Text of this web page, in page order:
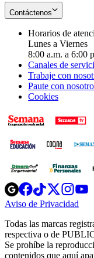
Contáctenos
Horarios de
Lunes a Viernes
8:00 a.m. a 6:00
Canales de
Trabaje con
Paute con
Cookies
Opens
in
new
Opens
in
new
Opens
in
new
window
Opens
new
Aviso de Privacidad
new
Todas las marcas
respectiva o de
Se prohíbe la
contenidos que aquí